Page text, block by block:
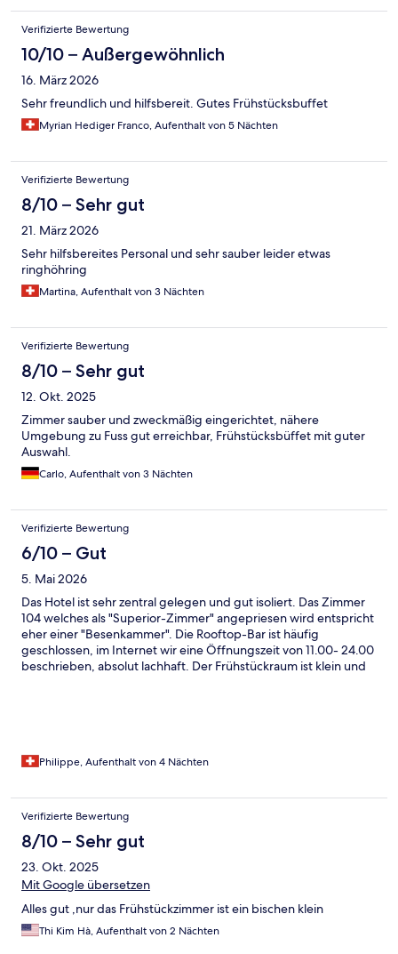
Verifizierte Bewertung
10/10 – Außergewöhnlich
16. März 2026
Sehr freundlich und hilfsbereit. Gutes Frühstücksbuffet
Myrian Hediger Franco, Aufenthalt von 5 Nächten
Verifizierte Bewertung
8/10 – Sehr gut
21. März 2026
Sehr hilfsbereites Personal und sehr sauber leider etwas
ringhöhring
Martina, Aufenthalt von 3 Nächten
Verifizierte Bewertung
8/10 – Sehr gut
12. Okt. 2025
Zimmer sauber und zweckmäßig eingerichtet, nähere
Umgebung zu Fuss gut erreichbar, Frühstücksbüffet mit guter
Auswahl.
Carlo, Aufenthalt von 3 Nächten
Verifizierte Bewertung
6/10 – Gut
5. Mai 2026
Das Hotel ist sehr zentral gelegen und gut isoliert. Das Zimmer
104 welches als "Superior-Zimmer" angepriesen wird entspricht
eher einer "Besenkammer". Die Rooftop-Bar ist häufig
geschlossen, im Internet wir eine Öffnungszeit von 11.00- 24.00
beschrieben, absolut lachhaft. Der Frühstückraum ist klein und
Philippe, Aufenthalt von 4 Nächten
Verifizierte Bewertung
8/10 – Sehr gut
23. Okt. 2025
Mit Google übersetzen
Alles gut ,nur das Frühstückzimmer ist ein bischen klein
Thi Kim Hà, Aufenthalt von 2 Nächten